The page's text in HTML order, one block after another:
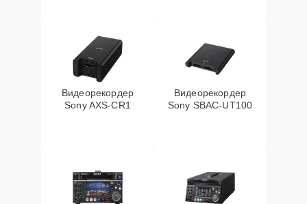
Видеорекордер
Sony AXS-CR1
Видеорекордер
Sony SBAC-UT100